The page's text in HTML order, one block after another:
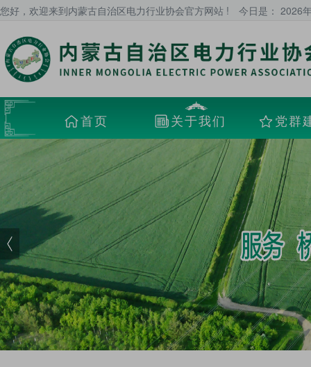
您好，欢迎来到内蒙古自治区电力行业协会官方网站 ! 今日是： 2026
首页 关于我们 党群